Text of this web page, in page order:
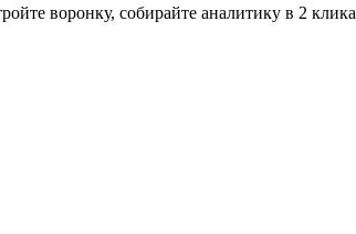
воронку, собирайте аналитику в 2 клика